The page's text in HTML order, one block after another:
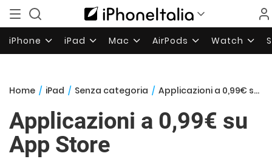
iPhone iPad Mac AirPods Watch
Home / iPad / Senza categoria / Applicazioni a 0,99€ su App Store
Applicazioni a 0,99€ su
App Store